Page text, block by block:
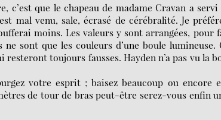
c’est que le chapeau de madame Cravan a
mal venu, sale, écrasé de cérébralité. Je
moins. Les valeurs y sont arrangées, pour
sont que les couleurs d’une boule
resteront toujours fausses. Hayden n’a pas vu la
votre esprit ; baisez beaucoup ou encore
de tour de bras peut-être serez-vous enfin